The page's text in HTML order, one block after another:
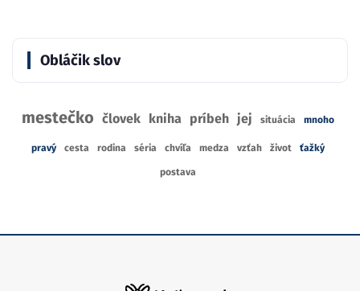
Obláčik slov
mestečko človek kniha príbeh jej situácia mnoho
pravý cesta rodina séria chvíľa medza vzťah život ťažký
postava